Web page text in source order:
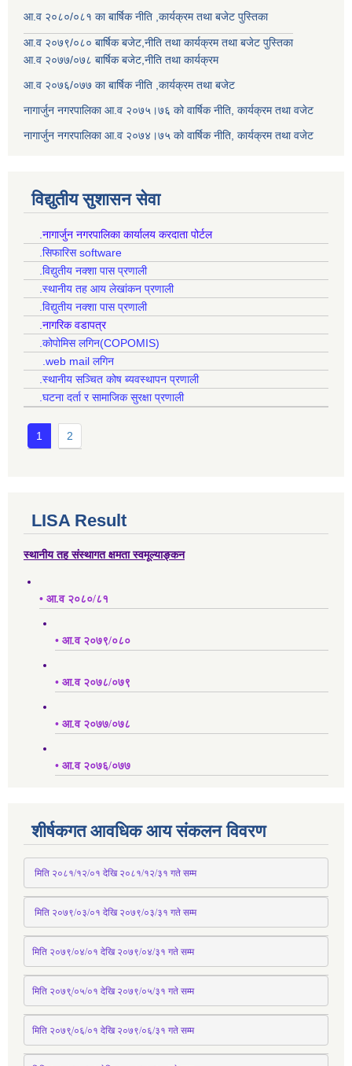
आ.व २०८०/०८१ का बार्षिक नीति ,कार्यक्रम तथा बजेट पुस्तिका
आ.व २०७९/०८० बार्षिक बजेट,नीति तथा कार्यक्रम तथा बजेट पुस्तिका
आ.व २०७७/०७८ बार्षिक बजेट,नीति तथा कार्यक्रम
आ.व २०७६/०७७ का बार्षिक नीति ,कार्यक्रम तथा बजेट
नागार्जुन नगरपालिका आ.व २०७५।७६ को वार्षिक नीति, कार्यक्रम तथा वजेट
नागार्जुन नगरपालिका आ.व २०७४।७५ को वार्षिक नीति, कार्यक्रम तथा वजेट
विद्युतीय सुशासन सेवा
.नागार्जुन नगरपालिका कार्यालय करदाता पोर्टल
.सिफारिस software
.विद्युतीय नक्शा पास प्रणाली
.स्थानीय तह आय लेखांकन प्रणाली
.विद्युतीय नक्शा पास प्रणाली
.नागरिक वडापत्र
.कोपोमिस लगिन(COPOMIS)
.web mail लगिन
.स्थानीय सञ्चित कोष ब्यवस्थापन प्रणाली
.घटना दर्ता र सामाजिक सुरक्षा प्रणाली
1 2
LISA Result
स्थानीय तह संस्थागत क्षमता स्वमूल्याङ्कन
• आ.व २०८०/८१
• आ.व २०७९/०८०
• आ.व २०७८/०७९
• आ.व २०७७/०७८
• आ.व २०७६/०७७
शीर्षकगत आवधिक आय संकलन विवरण
मिति २०८१/१२/०१ देखि २०८१/१२/३१ गते सम्म
मिति २०७९/०३/०१ देखि २०७९/०३/३१ गते सम्म
मिति २०७९/०४/०१ देखि २०७९/०४/३१ गते सम्म
मिति २०७९्/०५/०१ देखि २०७९/०५/३१ गते सम्म
मिति २०७९्/०६/०१ देखि २०७९/०६/३१ गते सम्म